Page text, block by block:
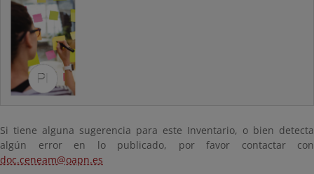
Si tiene alguna sugerencia para este Inventario, o bien detecta
algún error en lo publicado, por favor contactar con
doc.ceneam@oapn.es